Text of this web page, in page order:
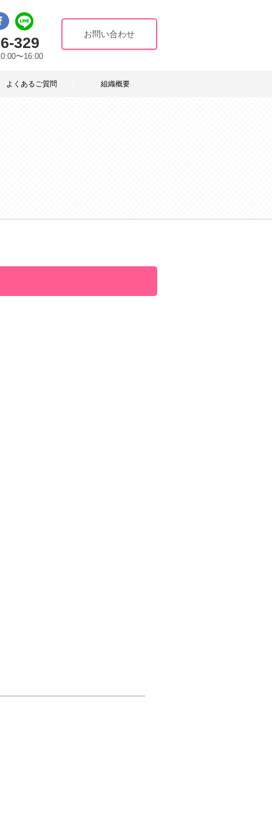
329
〜16:00
お問い合わせ
よくあるご質問 組織概要